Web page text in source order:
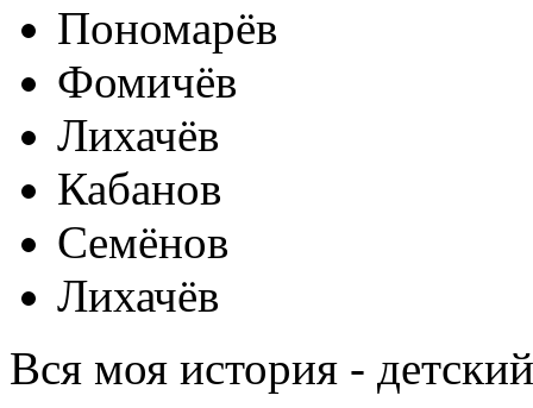
Пономарёв
Фомичёв
Лихачёв
Кабанов
Семёнов
Лихачёв
Вся моя история -